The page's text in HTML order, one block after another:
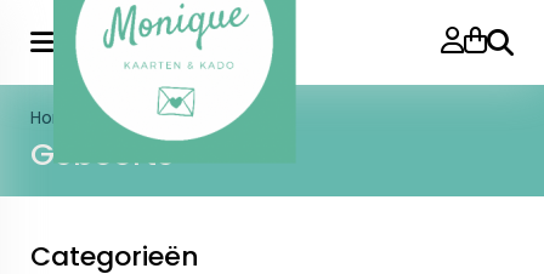
Home Kaarten>Geboorte
Geboorte
Categorieën